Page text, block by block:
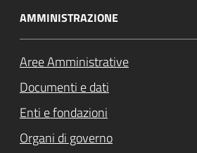
AMMINISTRAZIONE
Aree Amministrative
Documenti e dati
Enti e fondazioni
Organi di governo